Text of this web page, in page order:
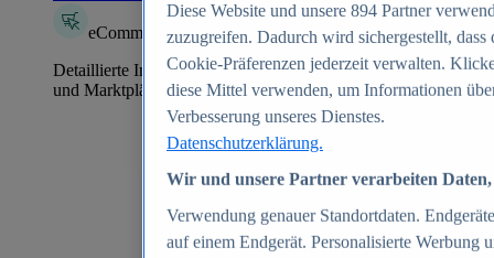
eCommerce Insights
Detaillierte Informationen zu mehr als 39.000 Online-Shops
und Marktplätzen
Diese Website und unsere 894 Partner
zuzugreifen. Dadurch wird sichergestellt,
Cookie-Präferenzen jederzeit verwalten.
diese Mittel verwenden, um Informationen
Verbesserung unseres Dienstes.
Datenschutzerklärung.
Wir und unsere Partner verarbeiten
Verwendung genauer Standortdaten.
auf einem Endgerät. Personalisierte Werbung